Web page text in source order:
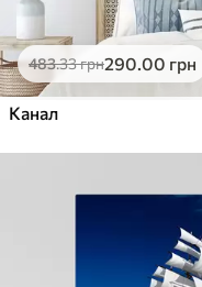
483.33грн290.00 грн
Канал